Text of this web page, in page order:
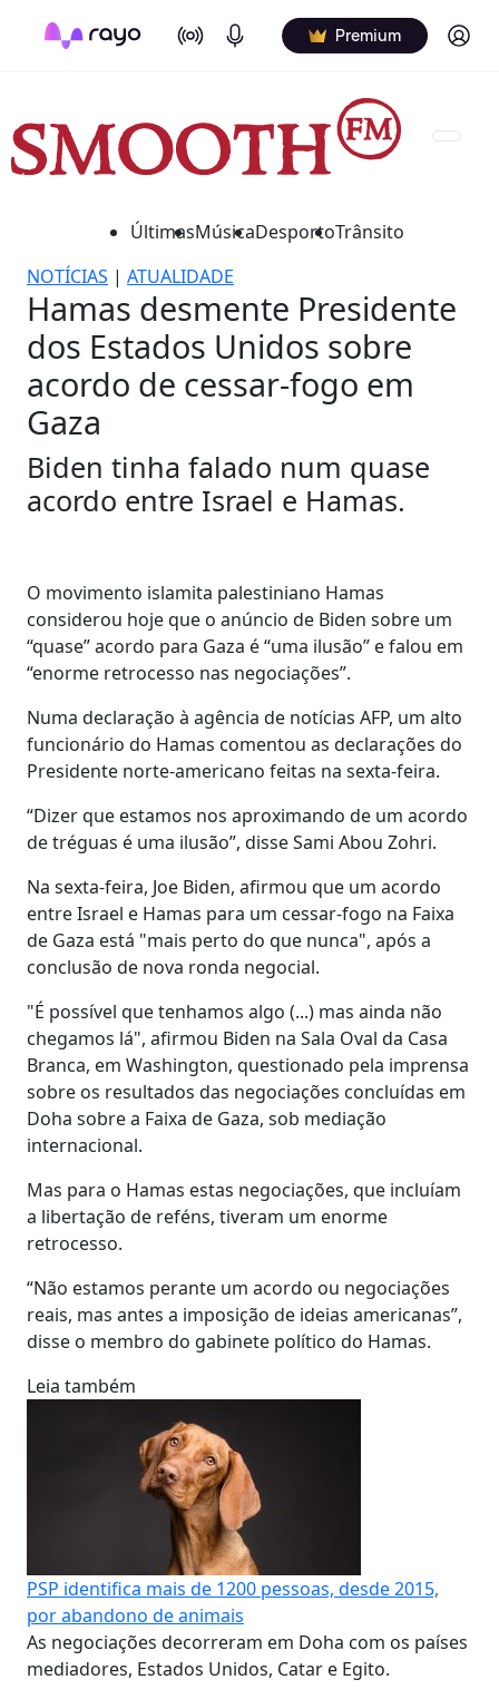
On Air Podcasts Premium Log in
ÚltimasMúsicaDesportoTrânsito
NOTÍCIAS | ATUALIDADE
Hamas desmente Presidente
dos Estados Unidos sobre
acordo de cessar-fogo em
Gaza
Biden tinha falado num quase
acordo entre Israel e Hamas.
O movimento islamita palestiniano Hamas
considerou hoje que o anúncio de Biden sobre um
“quase” acordo para Gaza é “uma ilusão” e falou em
“enorme retrocesso nas negociações”.
Numa declaração à agência de notícias AFP, um alto
funcionário do Hamas comentou as declarações do
Presidente norte-americano feitas na sexta-feira.
“Dizer que estamos nos aproximando de um acordo
de tréguas é uma ilusão”, disse Sami Abou Zohri.
Na sexta-feira, Joe Biden, afirmou que um acordo
entre Israel e Hamas para um cessar-fogo na Faixa
de Gaza está "mais perto do que nunca", após a
conclusão de nova ronda negocial.
"É possível que tenhamos algo (...) mas ainda não
chegamos lá", afirmou Biden na Sala Oval da Casa
Branca, em Washington, questionado pela imprensa
sobre os resultados das negociações concluídas em
Doha sobre a Faixa de Gaza, sob mediação
internacional.
Mas para o Hamas estas negociações, que incluíam
a libertação de reféns, tiveram um enorme
retrocesso.
“Não estamos perante um acordo ou negociações
reais, mas antes a imposição de ideias americanas”,
disse o membro do gabinete político do Hamas.
Leia também
PSP identifica mais de 1200 pessoas, desde 2015,
por abandono de animais
As negociações decorreram em Doha com os países
mediadores, Estados Unidos, Catar e Egito.